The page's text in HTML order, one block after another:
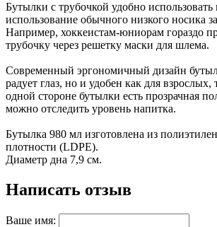
Бутылки с трубочкой удобно использовать
использование обычного низкого носика
Например, хоккеистам-юниорам гораздо
трубочку через решетку маски для шлема.
Современный эргономичный дизайн
радует глаз, но и удобен как для взрослых,
одной стороне бутылки есть прозрачная
можно отследить уровень напитка.
Бутылка 980 мл изготовлена из
плотности (LDPE).
Диаметр дна 7,9 см.
Написать отзыв
Ваше имя: